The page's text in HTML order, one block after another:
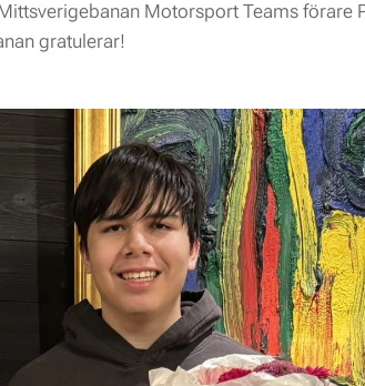
Motorsport Teams förare
gratulerar!